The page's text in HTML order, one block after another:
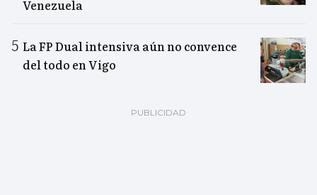
Venezuela
La FP Dual intensiva aún no convence
del todo en Vigo